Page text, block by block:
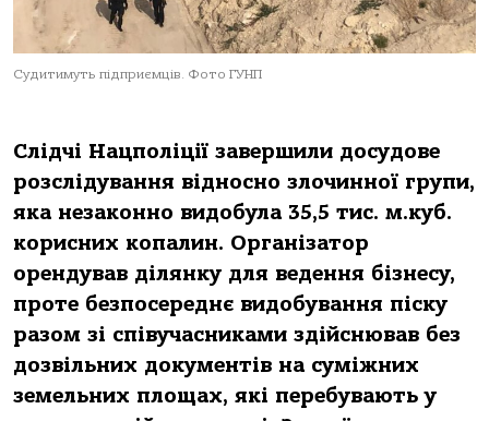
Судитимуть підприємців. Фото ГУНП
Слідчі Нацполіції завершили досудове
розслідування відносно злочинної групи,
яка незаконно видобула 35,5 тис. м.куб.
корисних копалин. Організатор
орендував ділянку для ведення бізнесу,
проте безпосереднє видобування піску
разом зі співучасниками здійснював без
дозвільних документів на суміжних
земельних площах, які перебувають у